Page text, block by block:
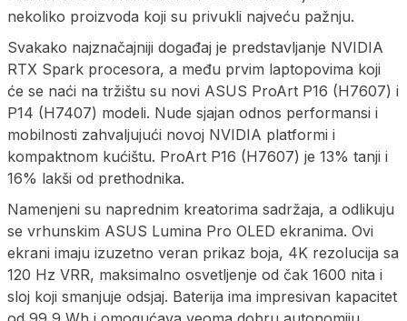
nekoliko proizvoda koji su privukli najveću pažnju.
Svakako najznačajniji događaj je predstavljanje NVIDIA
RTX Spark procesora, a među prvim laptopovima koji
će se naći na tržištu su novi ASUS ProArt P16 (H7607) i
P14 (H7407) modeli. Nude sjajan odnos performansi i
mobilnosti zahvaljujući novoj NVIDIA platformi i
kompaktnom kućištu. ProArt P16 (H7607) je 13% tanji i
16% lakši od prethodnika.
Namenjeni su naprednim kreatorima sadržaja, a odlikuju
se vrhunskim ASUS Lumina Pro OLED ekranima. Ovi
ekrani imaju izuzetno veran prikaz boja, 4K rezolucija sa
120 Hz VRR, maksimalno osvetljenje od čak 1600 nita i
sloj koji smanjuje odsjaj. Baterija ima impresivan kapacitet